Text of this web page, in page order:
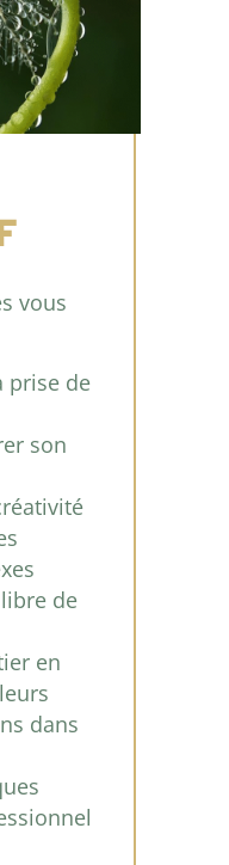
vous
prise de
son
de
en
dans